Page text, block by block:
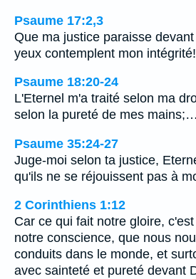
Psaume 17:2,3
Que ma justice paraisse
yeux contemplent mon
Psaume 18:20-24
L'Eternel m'a traité selon ma
selon la pureté de mes mains;…
Psaume 35:24-27
Juge-moi selon ta justice,
qu'ils ne se réjouissent pas à
2 Corinthiens 1:12
Car ce qui fait notre gloire,
notre conscience, que nous
conduits dans le monde, et
avec sainteté et pureté devant